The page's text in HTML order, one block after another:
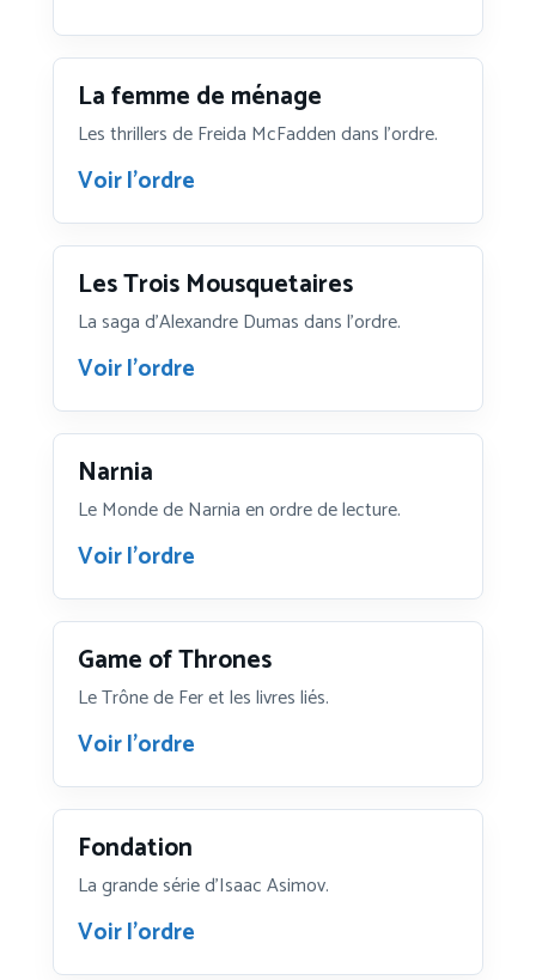
La femme de ménage
Les thrillers de Freida McFadden dans l’ordre.
Voir l’ordre
Les Trois Mousquetaires
La saga d’Alexandre Dumas dans l’ordre.
Voir l’ordre
Narnia
Le Monde de Narnia en ordre de lecture.
Voir l’ordre
Game of Thrones
Le Trône de Fer et les livres liés.
Voir l’ordre
Fondation
La grande série d’Isaac Asimov.
Voir l’ordre